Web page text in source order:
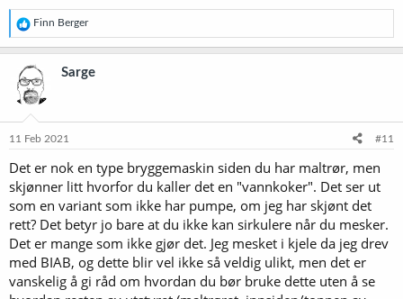
R
e
a
k
s
j
o
e
Finn Berger
Sarge
11 Feb 2021 #11
Det er nok en type bryggemaskin siden du har maltrør, men
skjønner litt hvorfor du kaller det en "vannkoker". Det ser ut
som en variant som ikke har pumpe, om jeg har skjønt det
rett? Det betyr jo bare at du ikke kan sirkulere når du mesker.
Det er mange som ikke gjør det. Jeg mesket i kjele da jeg drev
med BIAB, og dette blir vel ikke så veldig ulikt, men det er
vanskelig å gi råd om hvordan du bør bruke dette uten å se